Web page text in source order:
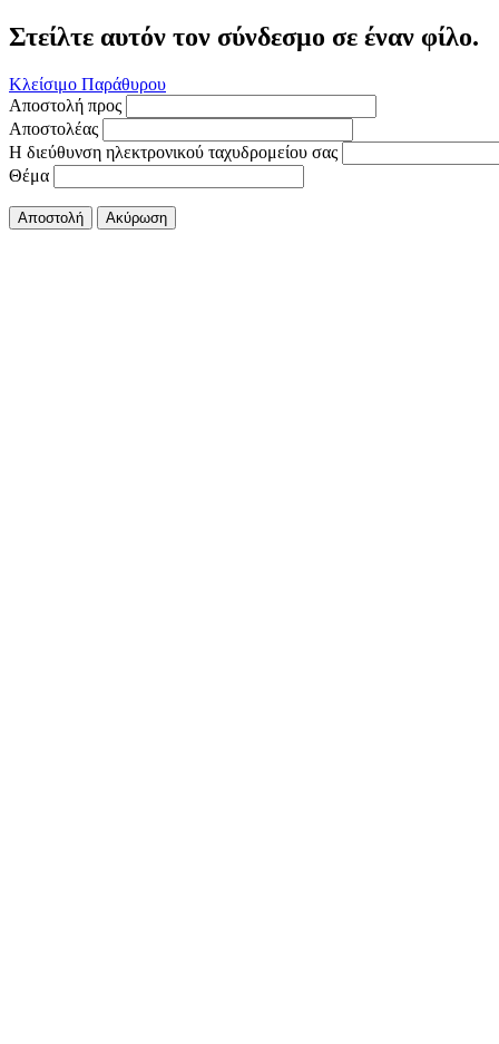
Στείλτε αυτόν τον σύνδεσμο σε έναν φίλο.
Κλείσιμο Παράθυρου
Αποστολή προς
Αποστολέας
Η διεύθυνση ηλεκτρονικού ταχυδρομείου σας
Θέμα
Αποστολή Ακύρωση